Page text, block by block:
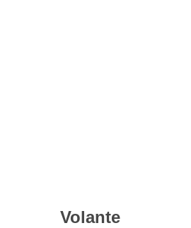
Volante